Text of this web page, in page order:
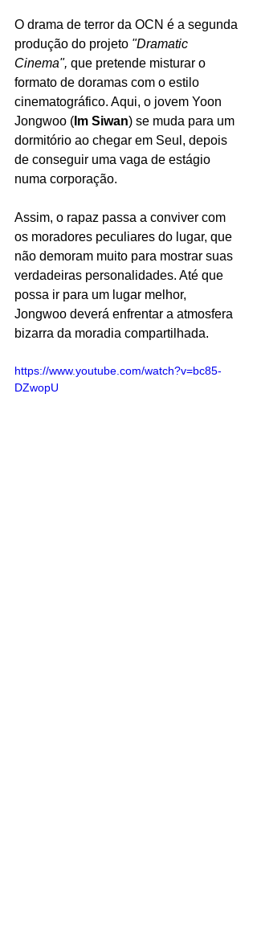
O drama de terror da OCN é a segunda
produção do projeto "Dramatic
Cinema", que pretende misturar o
formato de doramas com o estilo
cinematográfico. Aqui, o jovem Yoon
Jongwoo ( Im Siwan) se muda para um
dormitório ao chegar em Seul, depois
de conseguir uma vaga de estágio
numa corporação.
Assim, o rapaz passa a conviver com
os moradores peculiares do lugar, que
não demoram muito para mostrar suas
verdadeiras personalidades. Até que
possa ir para um lugar melhor,
Jongwoo deverá enfrentar a atmosfera
bizarra da moradia compartilhada.
https://www.youtube.com/watch?v=bc85-
DZwopU